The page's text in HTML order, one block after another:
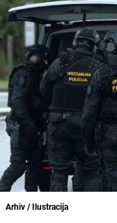
Arhiv / Ilustracija